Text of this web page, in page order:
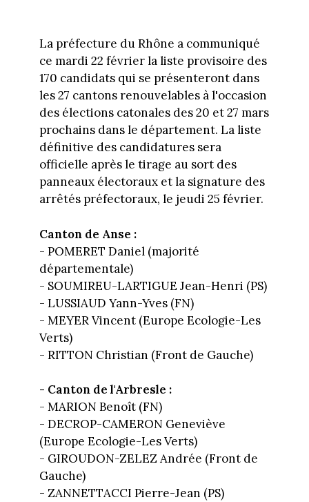
La préfecture du Rhône a communiqué
ce mardi 22 février la liste provisoire des
170 candidats qui se présenteront dans
les 27 cantons renouvelables à l'occasion
des élections catonales des 20 et 27 mars
prochains dans le département. La liste
définitive des candidatures sera
officielle après le tirage au sort des
panneaux électoraux et la signature des
arrêtés préfectoraux, le jeudi 25 février.
Canton de Anse :
- POMERET Daniel (majorité
départementale)
- SOUMIREU-LARTIGUE Jean-Henri (PS)
- LUSSIAUD Yann-Yves (FN)
- MEYER Vincent (Europe Ecologie-Les
Verts)
- RITTON Christian (Front de Gauche)
- Canton de l'Arbresle :
- MARION Benoît (FN)
- DECROP-CAMERON Geneviève
(Europe Ecologie-Les Verts)
- GIROUDON-ZELEZ Andrée (Front de
Gauche)
- ZANNETTACCI Pierre-Jean (PS)